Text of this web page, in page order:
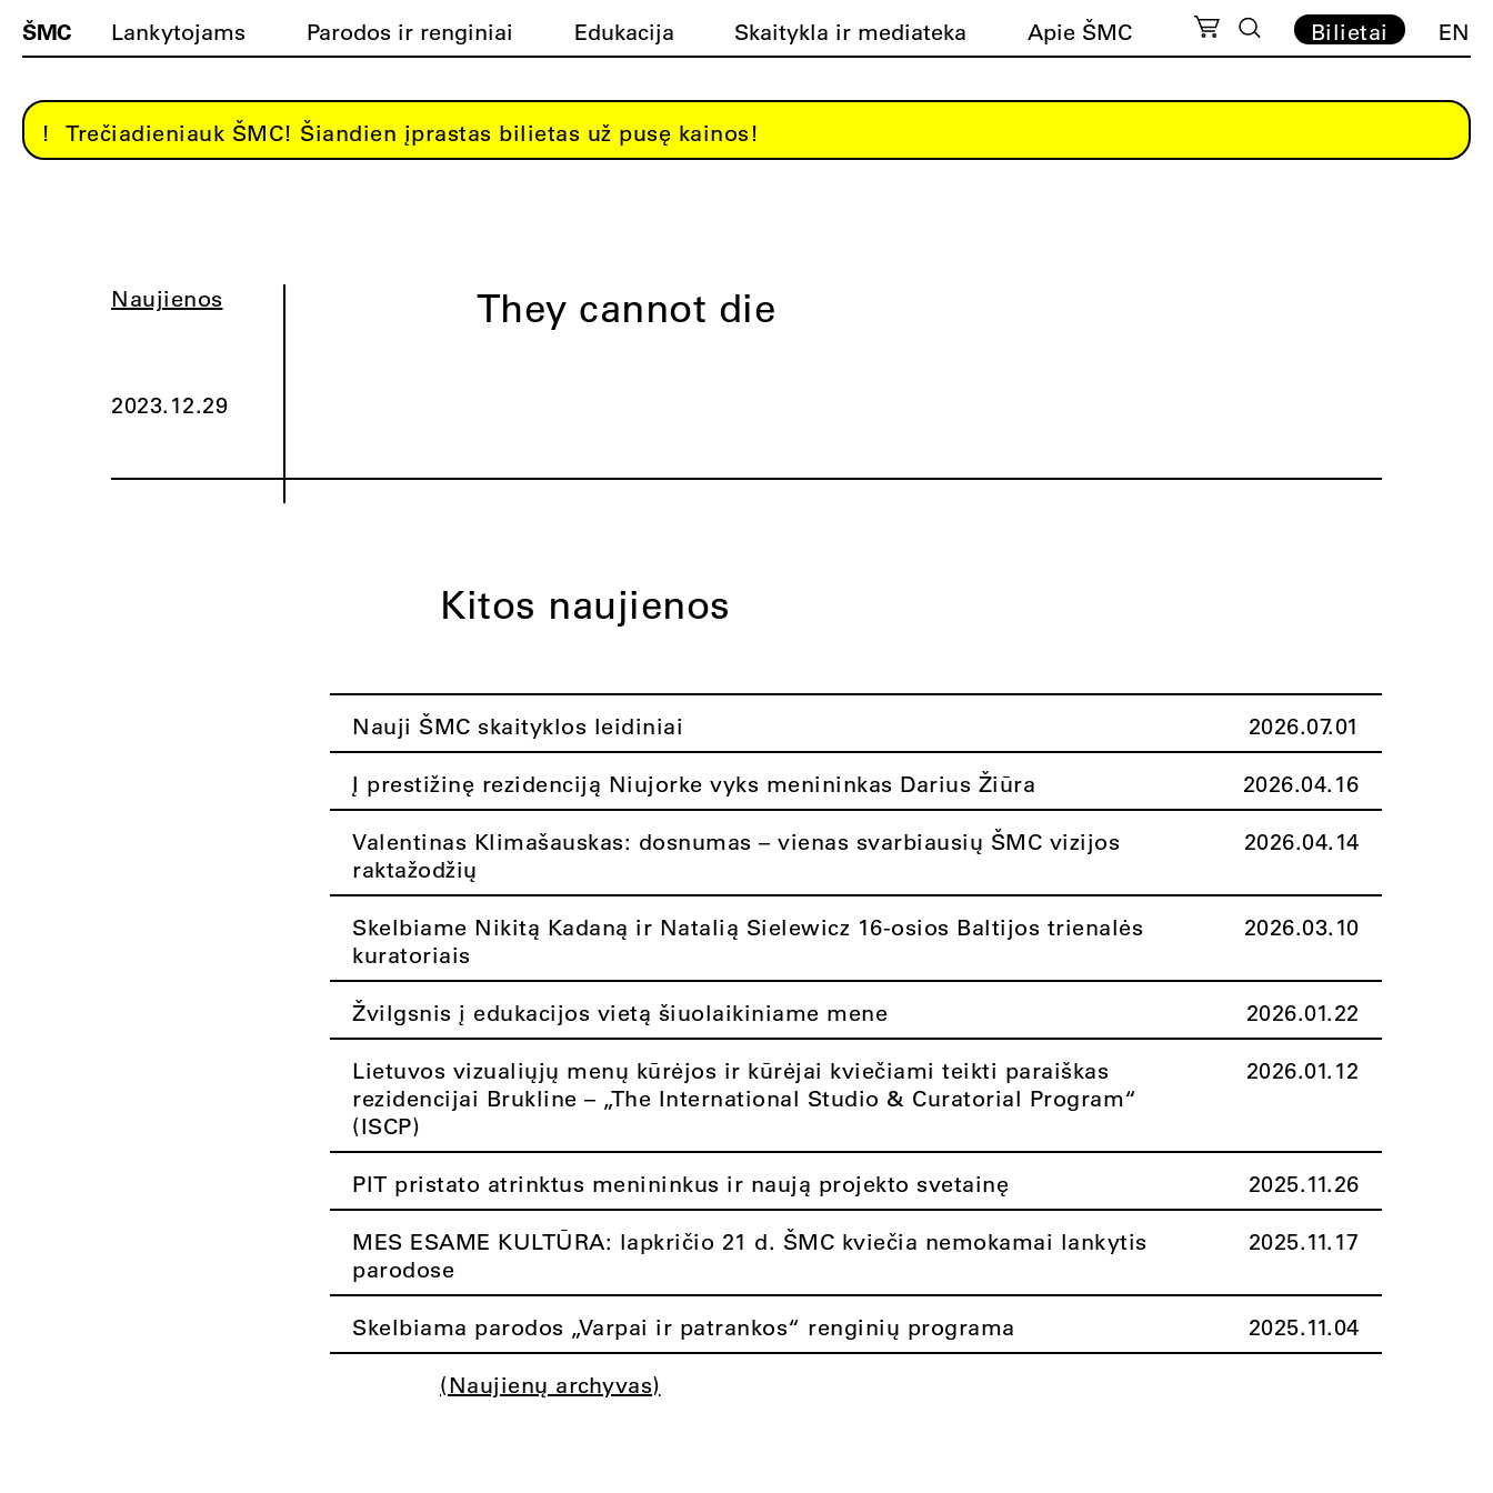
ŠMC Lankytojams Parodos ir renginiai Edukacija Skaitykla ir mediateka Apie ŠMC Bilietai EN
Trečiadieniauk ŠMC! Šiandien įprastas bilietas už pusę kainos!
Naujienos
2023.12.29
They cannot die
Kitos naujienos
Nauji ŠMC skaityklos leidiniai 2026.07.01
Į prestižinę rezidenciją Niujorke vyks menininkas Darius Žiūra 2026.04.16
Valentinas Klimašauskas: dosnumas – vienas svarbiausių ŠMC vizijos
raktažodžių
2026.04.14
Skelbiame Nikitą Kadaną ir Natalią Sielewicz 16-osios Baltijos trienalės
kuratoriais
2026.03.10
Žvilgsnis į edukacijos vietą šiuolaikiniame mene 2026.01.22
Lietuvos vizualiųjų menų kūrėjos ir kūrėjai kviečiami teikti paraiškas
rezidencijai Brukline – „The International Studio & Curatorial Program“
(ISCP)
2026.01.12
PIT pristato atrinktus menininkus ir naują projekto svetainę 2025.11.26
MES ESAME KULTŪRA: lapkričio 21 d. ŠMC kviečia nemokamai lankytis
parodose
2025.11.17
Skelbiama parodos „Varpai ir patrankos“ renginių programa 2025.11.04
(Naujienų archyvas)